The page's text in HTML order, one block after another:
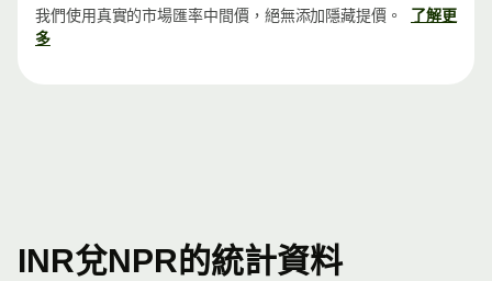
我們使用真實的市場匯率中間價，絕無添加隱藏提價。
了解更
多
INR兌NPR的統計資料